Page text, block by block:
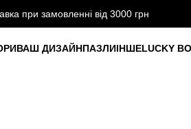
при замовленні від 3000 грн
ВАШ ДИЗАЙНПАЗЛИІНШЕLUCKY